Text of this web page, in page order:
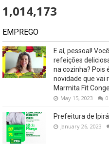
1,014,173
EMPREGO
E aí, pessoal!
refeições
na cozinha? Pois
novidade que vai
Marmita Fit
May 15, 2023 0
Prefeitura de
January 26, 2023